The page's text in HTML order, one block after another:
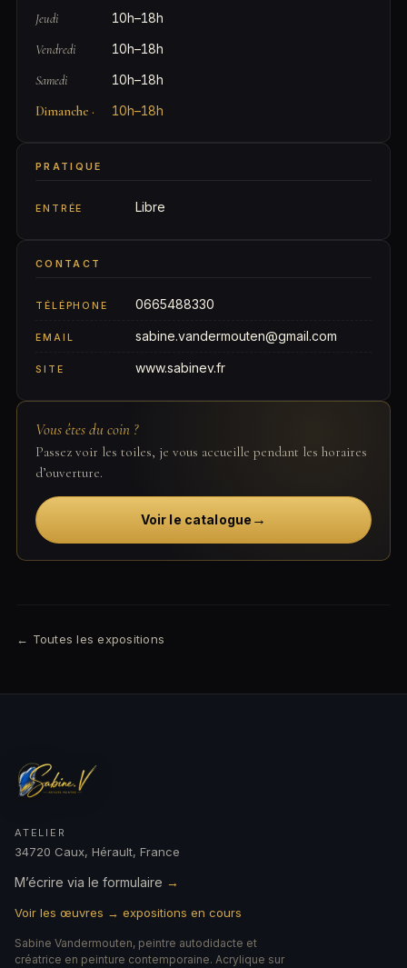
Jeudi 10h–18h
Vendredi 10h–18h
Samedi 10h–18h
Dimanche · 10h–18h
PRATIQUE
ENTRÉE Libre
CONTACT
TÉLÉPHONE 0665488330
EMAIL sabine.vandermouten@gmail.com
SITE www.sabinev.fr
Vous êtes du coin ?
Passez voir les toiles, je vous accueille pendant les horaires
d’ouverture.
Voir le catalogue →
← Toutes les expositions
ATELIER
34720 Caux, Hérault, France
M’écrire via le formulaire →
Voir les œuvres → expositions en cours
Sabine Vandermouten, peintre autodidacte et
créatrice en peinture contemporaine. Acrylique sur